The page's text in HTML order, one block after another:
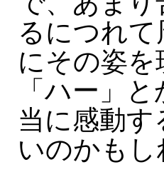
るにつれ
にその姿
「ハー」
当に感動
いのかもし